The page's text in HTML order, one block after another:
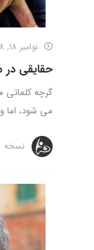
نوامبر 18, 2018
حقایقی در
گرچه کلماتی
می شود، اما
نسخه